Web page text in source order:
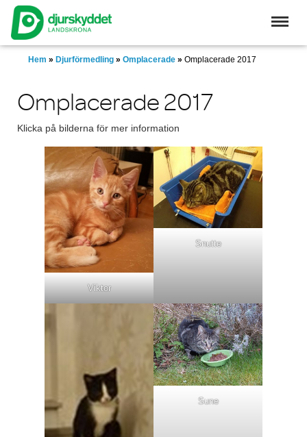
Skip
main
contentHem » Djurförmedling » Omplacerade » Omplacerade 2017
Omplacerade 2017
Klicka på bilderna för mer information
Viktor
Snutte
Sune